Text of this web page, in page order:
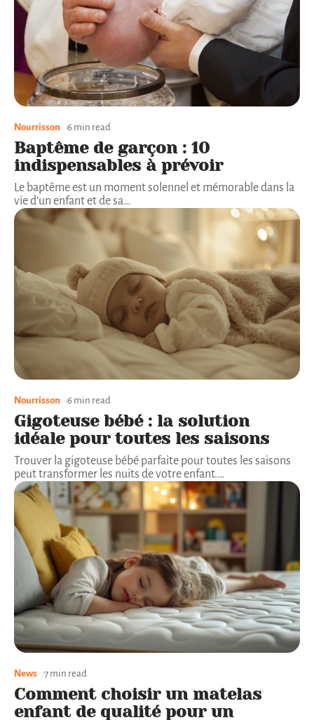
Nourrisson 6 min read
Baptême de garçon : 10
indispensables à prévoir
Le baptême est un moment solennel et mémorable dans la
vie d’un enfant et de sa…
Nourrisson 6 min read
Gigoteuse bébé : la solution
idéale pour toutes les saisons
Trouver la gigoteuse bébé parfaite pour toutes les saisons
peut transformer les nuits de votre enfant.…
News 7 min read
Comment choisir un matelas
enfant de qualité pour un